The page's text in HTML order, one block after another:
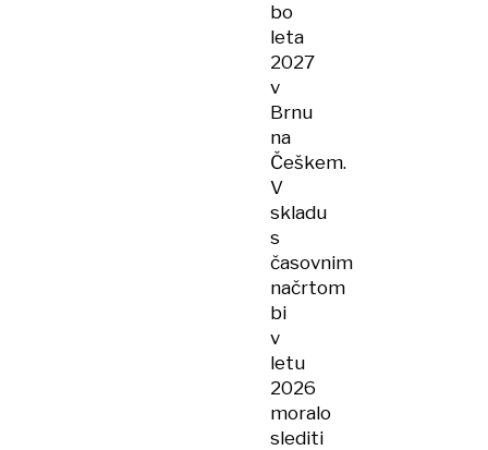
bo
leta
2027
v
Brnu
na
Češkem.
V
skladu
s
časovnim
načrtom
bi
v
letu
2026
moralo
slediti